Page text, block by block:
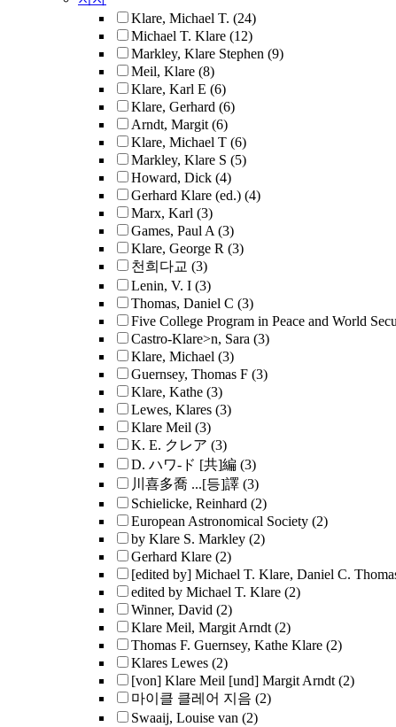
Klare, Michael T. (24)
Michael T. Klare (12)
Markley, Klare Stephen (9)
Meil, Klare (8)
Klare, Karl E (6)
Klare, Gerhard (6)
Arndt, Margit (6)
Klare, Michael T (6)
Markley, Klare S (5)
Howard, Dick (4)
Gerhard Klare (ed.) (4)
Marx, Karl (3)
Games, Paul A (3)
Klare, George R (3)
천희다교 (3)
Lenin, V. I (3)
Thomas, Daniel C (3)
Five College Program in Peace and World
Castro-Klare>n, Sara (3)
Klare, Michael (3)
Guernsey, Thomas F (3)
Klare, Kathe (3)
Lewes, Klares (3)
Klare Meil (3)
K. E. クレア (3)
D. ハワ-ド [共]編 (3)
川喜多喬 ...[등]譯 (3)
Schielicke, Reinhard (2)
European Astronomical Society (2)
by Klare S. Markley (2)
Gerhard Klare (2)
[edited by] Michael T. Klare, Daniel C.
edited by Michael T. Klare (2)
Winner, David (2)
Klare Meil, Margit Arndt (2)
Thomas F. Guernsey, Kathe Klare (2)
Klares Lewes (2)
[von] Klare Meil [und] Margit Arndt (2)
마이클 클레어 지음 (2)
Swaaij, Louise van (2)